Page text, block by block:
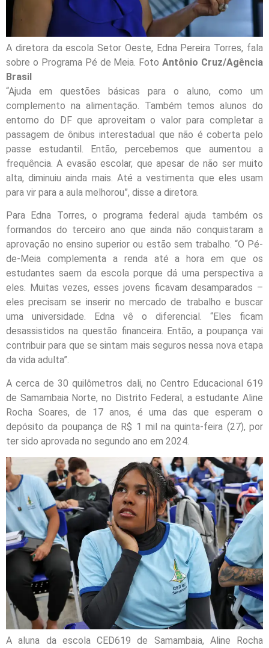
A diretora da escola Setor Oeste, Edna Pereira Torres, fala
sobre o Programa Pé de Meia. FotoAntônio Cruz/Agência
Brasil
“Ajuda em questões básicas para o aluno, como um
complemento na alimentação. Também temos alunos do
entorno do DF que aproveitam o valor para completar a
passagem de ônibus interestadual que não é coberta pelo
passe estudantil. Então, percebemos que aumentou a
frequência. A evasão escolar, que apesar de não ser muito
alta, diminuiu ainda mais. Até a vestimenta que eles usam
para vir para a aula melhorou”, disse a diretora.
Para Edna Torres, o programa federal ajuda também os
formandos do terceiro ano que ainda não conquistaram a
aprovação no ensino superior ou estão sem trabalho. “O Pé-
de-Meia complementa a renda até a hora em que os
estudantes saem da escola porque dá uma perspectiva a
eles. Muitas vezes, esses jovens ficavam desamparados –
eles precisam se inserir no mercado de trabalho e buscar
uma universidade. Edna vê o diferencial. “Eles ficam
desassistidos na questão financeira. Então, a poupança vai
contribuir para que se sintam mais seguros nessa nova etapa
da vida adulta”.
A cerca de 30 quilômetros dali, no Centro Educacional 619
de Samambaia Norte, no Distrito Federal, a estudante Aline
Rocha Soares, de 17 anos, é uma das que esperam o
depósito da poupança de R$ 1 mil na quinta-feira (27), por
ter sido aprovada no segundo ano em 2024.
A aluna da escola CED619 de Samambaia, Aline Rocha